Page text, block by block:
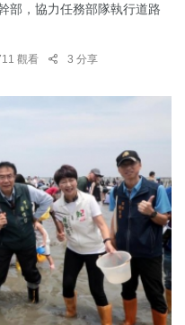
部，協力任務部隊執行道路
觀看 3 分享